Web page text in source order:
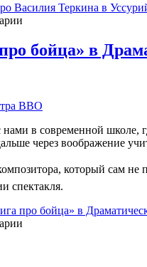
Василия Теркина в
бойца» в
в современной школе,
через воображение
который сам
спектакля.
про бойца» в